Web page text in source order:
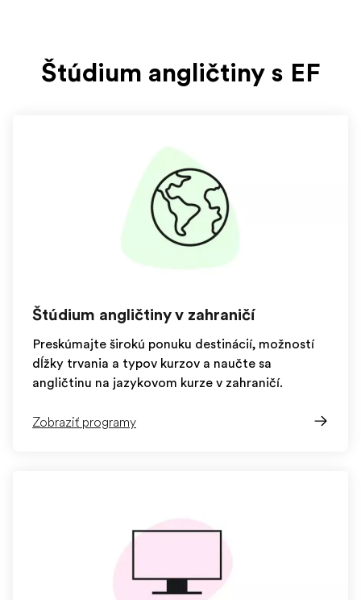
Štúdium angličtiny s EF
Štúdium angličtiny v zahraničí
Preskúmajte širokú ponuku destinácií, možností
dĺžky trvania a typov kurzov a naučte sa
angličtinu na jazykovom kurze v zahraničí.
Zobraziť programy